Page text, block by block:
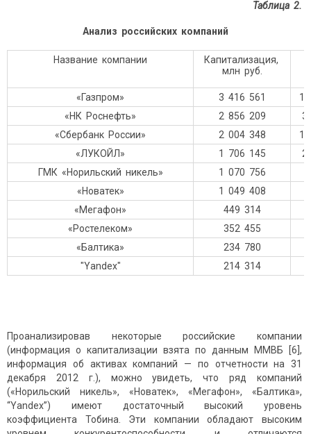
Таблица 2.
Анализ российских компаний
Название компании
Капитализация,
млн руб.
«Газпром» 3 416 561
«НК Роснефть»
2 856 209
3
«Сбербанк России»
2 004 348
«ЛУКОЙЛ»
1 706 145
2
ГМК «Норильский никель»
1 070 756
«Новатек»
1 049 408
«Мегафон»
449 314
«Ростелеком»
352 455
«Балтика»
234 780
"Yandex"
214 314
Проанализировав некоторые российские компании
(информация о капитализации взята по данным ММВБ [6],
информация об активах компаний — по отчетности на 31
декабря 2012 г.), можно увидеть, что ряд компаний
(«Норильский никель», «Новатек», «Мегафон», «Балтика»,
“Yandex”) имеют достаточный высокий уровень
коэффициента Тобина. Эти компании обладают высоким